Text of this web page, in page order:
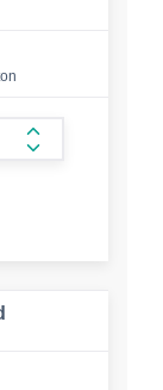
form.increase-